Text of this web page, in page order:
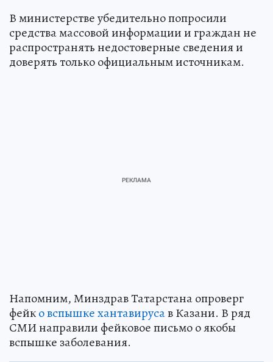
В министерстве убедительно попросили
средства массовой информации и граждан не
распространять недостоверные сведения и
доверять только официальным источникам.
Напомним, Минздрав Татарстана опроверг
фейко вспышке хантавирусав Казани. В ряд
СМИ направили фейковое письмо о якобы
вспышке заболевания.